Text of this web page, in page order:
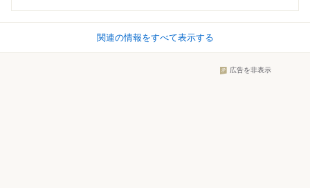
関連の情報をすべて表示する
広告を非表示